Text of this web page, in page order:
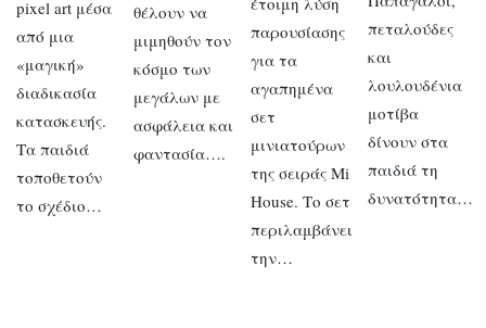
pixel art μέσα
από μια
«μαγική»
διαδικασία
κατασκευής.
Τα παιδιά
τοποθετούν
το σχέδιο…
θέλουν να
μιμηθούν τον
κόσμο των
μεγάλων με
ασφάλεια και
φαντασία….
παρουσίασης
για τα
αγαπημένα
σετ
μινιατούρων
της σειράς Mi
House. Το σετ
περιλαμβάνει
την…
πεταλούδες
και
λουλουδένια
μοτίβα
δίνουν στα
παιδιά τη
δυνατότητα…